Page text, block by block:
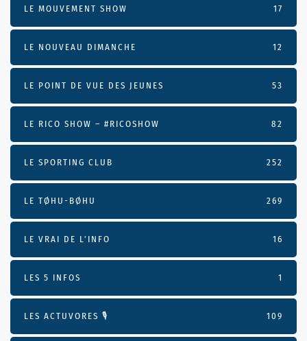
LE MOUVEMENT SHOW 17
LE NOUVEAU DIMANCHE 12
LE POINT DE VUE DES JEUNES 53
LE RICO SHOW – #RICOSHOW 82
LE SPORTING CLUB 252
LE TØHU-BØHU 269
LE VRAI DE L’INFO 16
LES 5 INFOS 1
LES ACTUVORES 🎙 109